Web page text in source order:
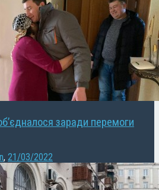
заради перемоги
, 21/03/2022